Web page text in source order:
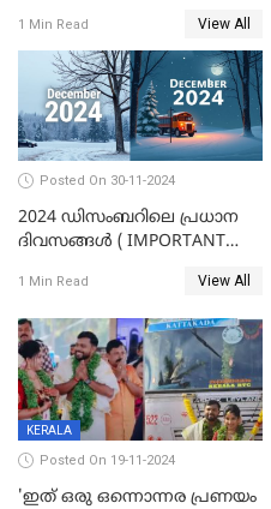
1 Min Read View All
Posted On 30-11-2024
2024 ഡിസംബറിലെ പ്രധാന
ദിവസങ്ങൾ ( IMPORTANT
1 Min Read View All
KERALA
Posted On 19-11-2024
'ഇത് ഒരു ഒന്നൊന്നര പ്രണയം